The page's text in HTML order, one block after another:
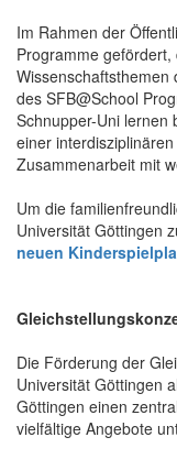
Im Rahmen der
Programme
Wissenschaftsthemen
des SFB@School
Schnupper-Uni lernen
einer
Zusammenarbeit mit
Um die
Universität Göttingen
neuen
Die Förderung der
Universität Göttingen
Göttingen einen
vielfältige Angebote